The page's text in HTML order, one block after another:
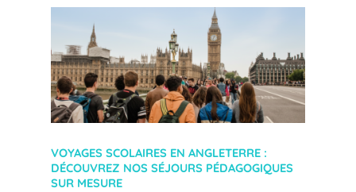
VOYAGES SCOLAIRES EN ANGLETERRE :
DÉCOUVREZ NOS SÉJOURS PÉDAGOGIQUES
SUR MESURE